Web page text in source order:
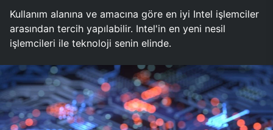
Kullanım alanına ve amacına göre en iyi Intel işlemciler
arasından tercih yapılabilir. Intel'in en yeni nesil
işlemcileri ile teknoloji senin elinde.